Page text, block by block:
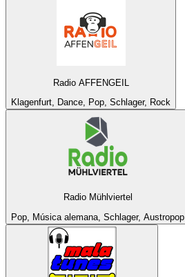
Radio AFFENGEIL
Klagenfurt, Dance, Pop, Schlager, Rock
Radio Mühlviertel
Pop, Música alemana, Schlager, Austropop